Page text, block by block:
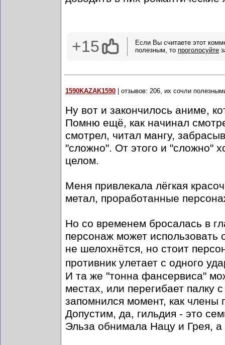
+15
Если Вы считаете этот
полезным, то проголосуйте
1590KAZAK1590 | отзывов: 206, их сочли
Ну вот и закончилось аниме,
Помню ещё, как начинал
смотрел, читал мангу,
"сложно". От этого и "сложно"
целом.
Меня привлекала лёгкая
метал, проработанные
Но со временем бросалась в
персонаж может
не шелохнётся, но стоит
противник улетает с одного
И та же "тонна фансервиса"
местах, или перегибает палку
запомнился момент, как
Допустим, да, гильдия - это
Эльза обнимала Нацу и Грея, а